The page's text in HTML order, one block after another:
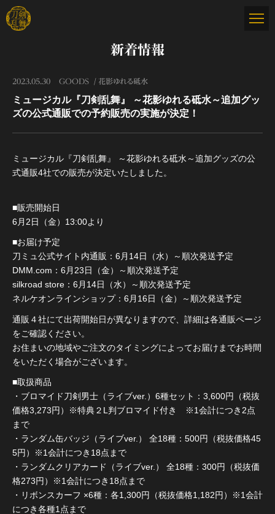
新着情報
2023.05.30 GOODS 花影ゆれる砥水
ミュージカル『刀剣乱舞』 ～花影ゆれる砥水～追加グッ
ズの公式通販での予約販売の実施が決定！
ミュージカル『刀剣乱舞』 ～花影ゆれる砥水～追加グッズの公
式通販4社での販売が決定いたしました。
■販売開始日
6月2日（金）13:00より
■お届け予定
刀ミュ公式サイト内通販：6月14日（水）～順次発送予定
DMM.com：6月23日（金）～順次発送予定
silkroad store：6月14日（水）～順次発送予定
ネルケオンラインショップ：6月16日（金）～順次発送予定
通販４社にて出荷開始日が異なりますので、詳細は各通販ページ
をご確認ください。
お住まいの地域やご注文のタイミングによってお届けまでお時間
をいただく場合がございます。
■取扱商品
・ブロマイド刀剣男士（ライブver.）6種セット：3,600円（税抜
価格3,273円）※特典２L判ブロマイド付き ※1会計につき2点
まで
・ランダム缶バッジ（ライブver.） 全18種：500円（税抜価格45
5円）※1会計につき18点まで
・ランダムクリアカード（ライブver.） 全18種：300円（税抜価
格273円）※1会計につき18点まで
・リボンスカーフ ×6種：各1,300円（税抜価格1,182円）※1会計
につき各種1点まで